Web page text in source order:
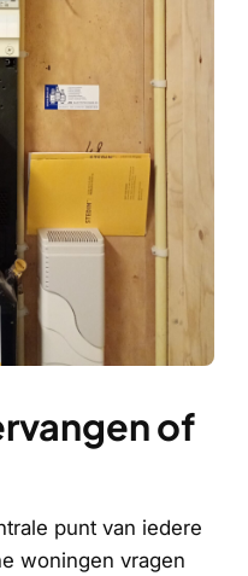
of
punt van iedere
woningen vragen